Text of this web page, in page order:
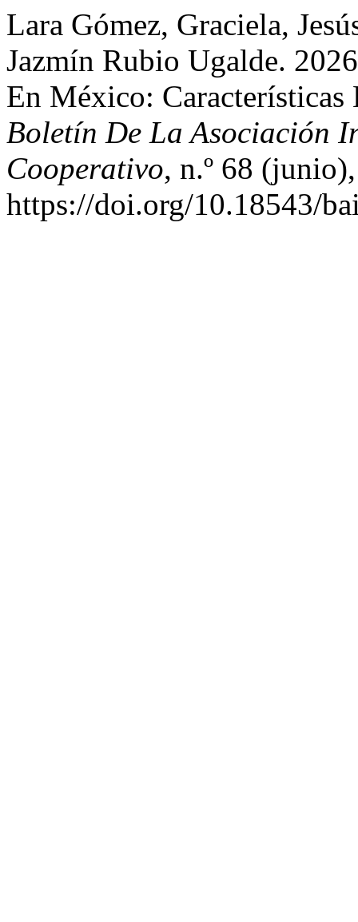
Lara Gómez, Graciela,
Jazmín Rubio Ugalde.
En México:
Boletín De La Asociación
Cooperativo, n.º 68
https://doi.org/10.18543/